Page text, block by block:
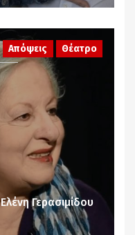
Απόψεις Θέατρο
Ελένη Γερασιμίδου